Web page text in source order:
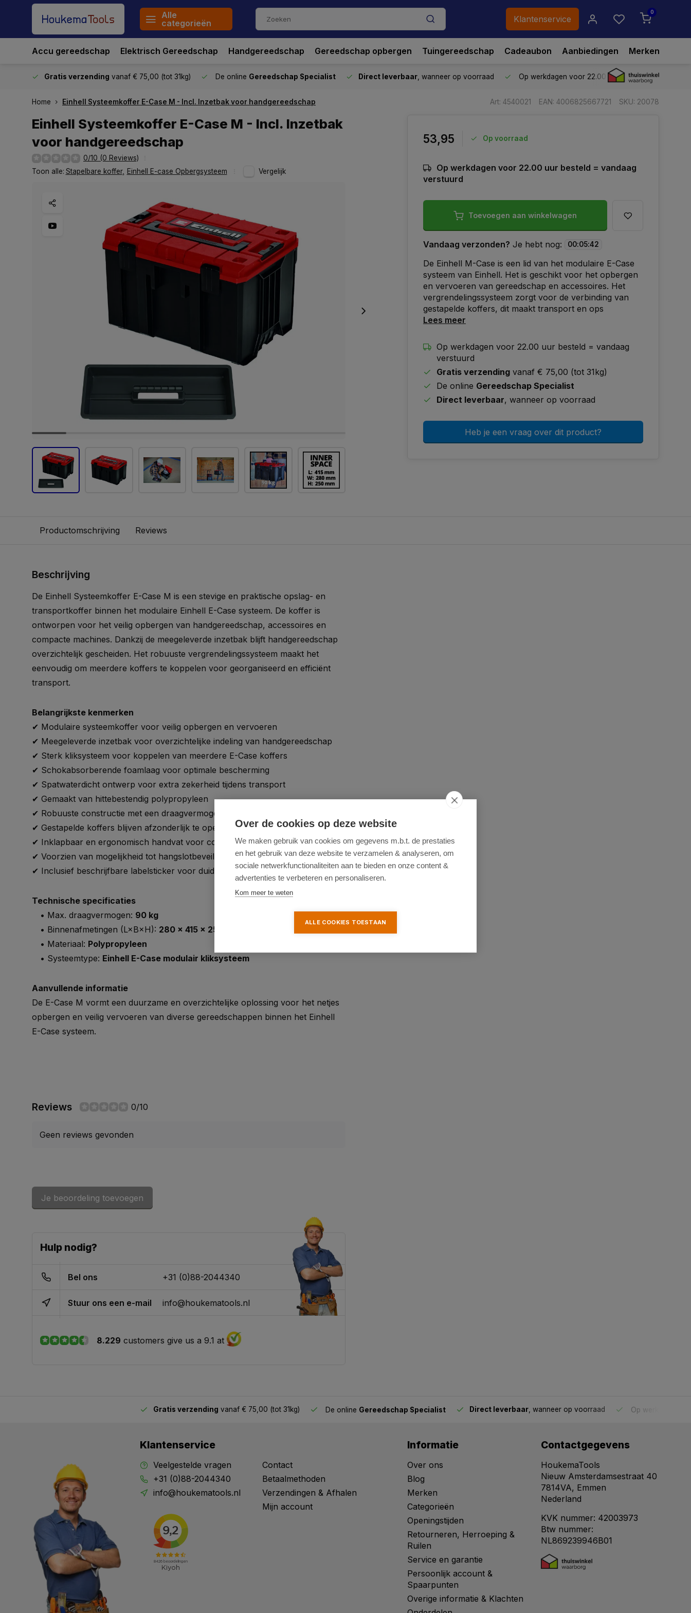
Alle
categorieën
Klantenservice
0
Accu gereedschap Elektrisch Gereedschap Handgereedschap Gereedschap opbergen Tuingereedschap Cadeaubon Aanbiedingen Merken
Gratis verzending vanaf € 75,00 (tot 31kg) De online Gereedschap Specialist Direct leverbaar , wanneer op voorraad Op werkdagen voor 22.00 uur besteld,vandaag
Home Einhell Systeemkoffer E-Case M - Incl. Inzetbak voor handgereedschap Art: 4540021 EAN: 4006825667721 SKU: 20078
Einhell Systeemkoffer E-Case M - Incl. Inzetbak
voor handgereedschap
0/10 (0 Reviews)
Toon alle: Stapelbare koffer, Einhell E-case Opbergsysteem Vergelijk
53,95 Op voorraad
Op werkdagen voor 22.00 uur besteld = vandaag
verstuurd
Toevoegen aan winkelwagen
Vandaag verzonden? Je hebt nog: 00:05:41
De Einhell M-Case is een lid van het modulaire E-Case
systeem van Einhell. Het is geschikt voor het opbergen
en vervoeren van gereedschap en accessoires. Het
vergrendelingssysteem zorgt voor de verbinding van
gestapelde koffers, dit maakt transport en ops
Lees meer
Op werkdagen voor 22.00 uur besteld = vandaag
verstuurd
Gratis verzending vanaf € 75,00 (tot 31kg)
De online Gereedschap Specialist
Direct leverbaar, wanneer op voorraad
Heb je een vraag over dit product?
Productomschrijving Reviews
Beschrijving
De Einhell Systeemkoffer E-Case M is een stevige en praktische opslag- en
transportkoffer binnen het modulaire Einhell E-Case systeem. De koffer is
ontworpen voor het veilig opbergen van handgereedschap, accessoires en
compacte machines. Dankzij de meegeleverde inzetbak blijft handgereedschap
overzichtelijk gescheiden. Het robuuste vergrendelingssysteem maakt het
eenvoudig om meerdere koffers te koppelen voor georganiseerd en efficiënt
transport.
Belangrijkste kenmerken
✔ Modulaire systeemkoffer voor veilig opbergen en vervoeren
✔ Meegeleverde inzetbak voor overzichtelijke indeling van handgereedschap
✔ Sterk kliksysteem voor koppelen van meerdere E-Case koffers
✔ Schokabsorberende foamlaag voor optimale bescherming
✔ Spatwaterdicht ontwerp voor extra zekerheid tijdens transport
✔ Gemaakt van hittebestendig polypropyleen
✔ Robuuste constructie met een draagvermogen tot 90 kg
✔ Gestapelde koffers blijven afzonderlijk te openen
✔ Inklapbaar en ergonomisch handvat voor comfortabel dragen
✔ Voorzien van mogelijkheid tot hangslotbeveiliging
✔ Inclusief beschrijfbare labelsticker voor duidelijke identificatie
Technische specificaties
• Max. draagvermogen: 90 kg
• Binnenafmetingen (L×B×H): 280 × 415 × 250 mm
• Materiaal: Polypropyleen
• Systeemtype: Einhell E-Case modulair kliksysteem
Aanvullende informatie
De E-Case M vormt een duurzame en overzichtelijke oplossing voor het netjes
opbergen en veilig vervoeren van diverse gereedschappen binnen het Einhell
E-Case systeem.
Reviews 0/10
Geen reviews gevonden
Je beoordeling toevoegen
Hulp nodig?
Bel ons +31 (0)88-2044340
Stuur ons een e-mail info@houkematools.nl
8.229 customers give us a 9.1 at
Gratis verzending vanaf € 75,00 (tot 31kg) De online Gereedschap Specialist Direct leverbaar , wanneer op voorraad Op werkdagen
Klantenservice
Veelgestelde vragen
+31 (0)88-2044340
info@houkematools.nl
Contact
Betaalmethoden
Verzendingen & Afhalen
Mijn account
Informatie
Over ons
Blog
Merken
Categorieën
Openingstijden
Retourneren, Herroeping &
Ruilen
Service en garantie
Persoonlijk account &
Spaarpunten
Overige informatie & Klachten
Contactgegevens
HoukemaTools
Nieuw Amsterdamsestraat 40
7814VA, Emmen
Nederland
KVK nummer: 42003973
Btw nummer:
NL869239946B01
Over de cookies op deze website
We maken gebruik van cookies om gegevens m.b.t. de prestaties
en het gebruik van deze website te verzamelen & analyseren, om
sociale netwerkfunctionaliteiten aan te bieden en onze content &
advertenties te verbeteren en personaliseren.
Kom meer te weten
ALLE COOKIES TOESTAAN